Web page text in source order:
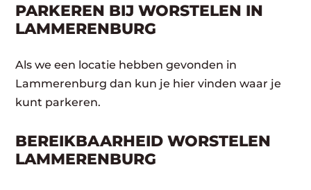
PARKEREN BIJ WORSTELEN IN
LAMMERENBURG
Als we een locatie hebben gevonden in
Lammerenburg dan kun je hier vinden waar je
kunt parkeren.
BEREIKBAARHEID WORSTELEN
LAMMERENBURG